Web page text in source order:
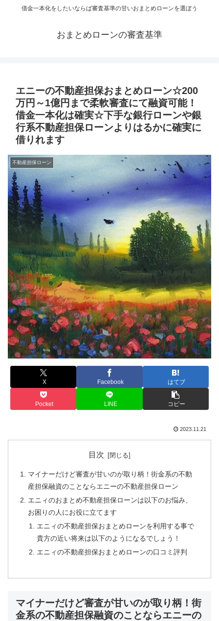
借金一本化をしたいならば審査基準の甘いおまとめローンを選ぼう
おまとめローンの審査基準
エニーの不動産担保おまとめローン☆200
万円～1億円まで柔軟審査にて融資可能！
借金一本化は確実☆下手な銀行ローンや銀
行系不動産担保ローンよりはるかに確実に
借りれます
不動産担保ローン
X Facebook はてブ
Pocket LINE コピー
2023.11.21
目次
マイナーだけど審査が甘いのが取り柄！街金系の不動
産担保融資のことならエニーの不動産担保ローン
エニィのおまとめ不動産担保ローンは以下のお悩み、
お困りの人にお役に立てます
エニィの不動産担保おまとめローンを利用する事で
貴方の近い将来は以下のようになるでしょう！
エニィの不動産担保おまとめローンの口コミ評判
マイナーだけど審査が甘いのが取り柄！街
金系の不動産担保融資のことならエニーの